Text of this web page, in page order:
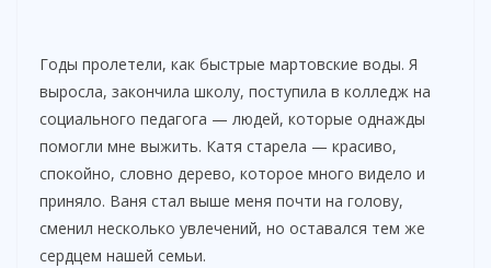
Годы пролетели, как быстрые мартовские воды. Я
выросла, закончила школу, поступила в колледж на
социального педагога — людей, которые однажды
помогли мне выжить. Катя старела — красиво,
спокойно, словно дерево, которое много видело и
приняло. Ваня стал выше меня почти на голову,
сменил несколько увлечений, но оставался тем же
сердцем нашей семьи.